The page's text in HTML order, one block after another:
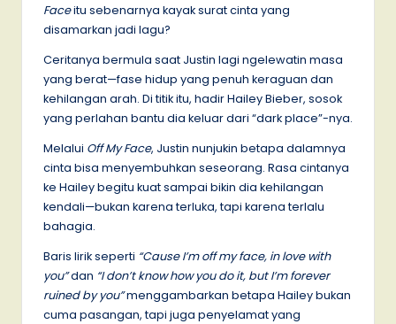
Faceitu sebenarnya kayak surat cinta yang
disamarkan jadi lagu?
Ceritanya bermula saat Justin lagi ngelewatin masa
yang berat—fase hidup yang penuh keraguan dan
kehilangan arah. Di titik itu, hadir Hailey Bieber, sosok
yang perlahan bantu dia keluar dari “dark place”-nya.
Melalui Off My Face, Justin nunjukin betapa dalamnya
cinta bisa menyembuhkan seseorang. Rasa cintanya
ke Hailey begitu kuat sampai bikin dia kehilangan
kendali—bukan karena terluka, tapi karena terlalu
bahagia.
Baris lirik seperti “Cause I’m off my face, in love with
you”dan “I don’t know how you do it, but I’m forever
ruined by you”menggambarkan betapa Hailey bukan
cuma pasangan, tapi juga penyelamat yang